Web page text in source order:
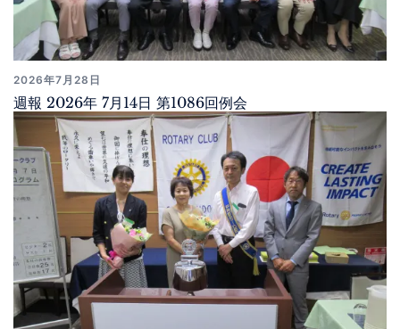
2026年7月28日
週報 2026年 7月14日 第1086回例会